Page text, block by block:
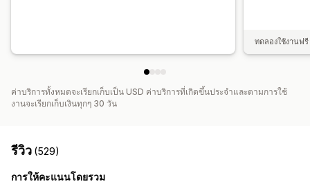
ทดลองใช้งานฟ
ค่าบริการทั้งหมดจะเรียกเก็บเป็น USD ค่าบริการที่เกิดขึ้นประจำและตามการใช้
งานจะเรียกเก็บเงินทุกๆ 30 วัน
รีวิว (529)
การให้คะแนนโดยรวม